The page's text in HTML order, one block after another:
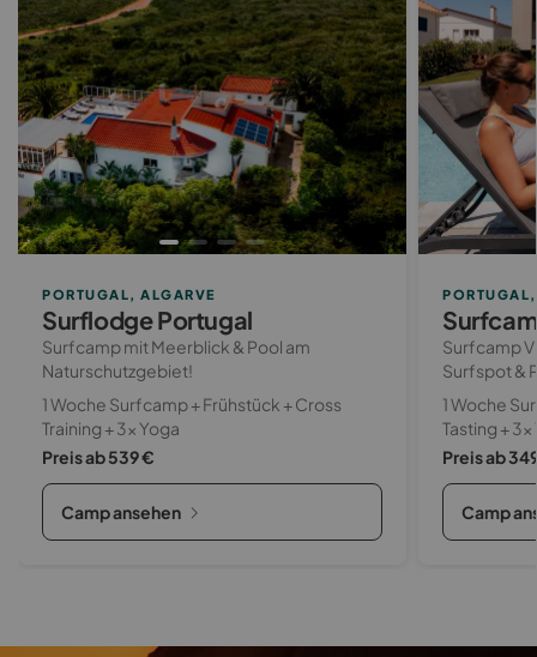
Surflodge Portugal
PORTUGAL, ALGARVE
Surfcamp mit Meerblick & Pool am
Naturschutzgebiet!
1 Woche Surfcamp + Frühstück + Cross
Training + 3x Yoga
Preis ab 539 €
Camp ansehen
Surfcamp
Surfspot &
1 Woche
Tasting + 3x
Preis ab
Camp